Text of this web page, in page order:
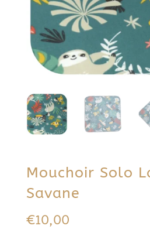
Mouchoir Solo
Savane
€10,00